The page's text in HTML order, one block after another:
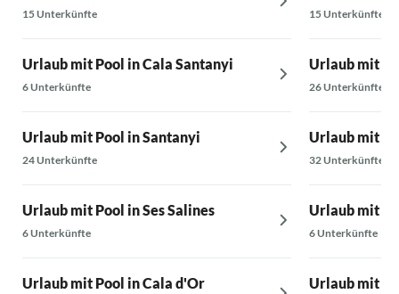
15 Unterkünfte
Urlaub mit Pool in Cala Santanyi
6 Unterkünfte
Urlaub mit Pool in Santanyi
24 Unterkünfte
Urlaub mit Pool in Ses Salines
6 Unterkünfte
Urlaub mit Pool in Cala d'Or
15 Unterkünfte
Urlaub mit
26 Unterkünfte
Urlaub mit
32 Unterkünfte
Urlaub mit
6 Unterkünfte
Urlaub mit